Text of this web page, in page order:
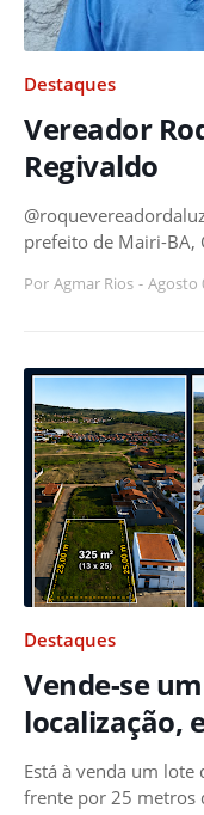
Destaques
Vereador
Regivaldo
prefeito de Mairi-BA,
Por Agmar Rios - Agosto
Destaques
Vende-se
localização,
Está à venda um
frente por 25 metros